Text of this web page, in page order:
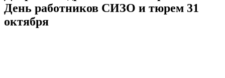
День работников СИЗО и тюрем 31
октября